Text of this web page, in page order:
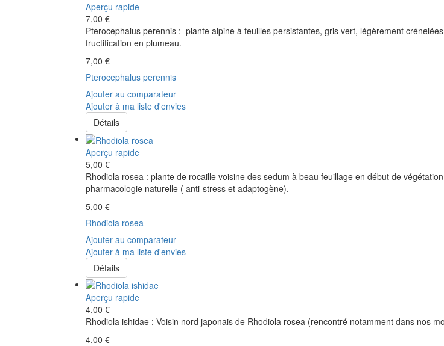
Aperçu rapide
7,00 €
Pterocephalus perennis : plante alpine à feuilles persistantes, gris vert, légèrement
fructification en plumeau.
7,00 €
Pterocephalus perennis
Ajouter au comparateur
Ajouter à ma liste d'envies
Détails
Aperçu rapide
5,00 €
Rhodiola rosea : plante de rocaille voisine des sedum à beau feuillage en début de
pharmacologie naturelle ( anti-stress et adaptogène).
5,00 €
Rhodiola rosea
Ajouter au comparateur
Ajouter à ma liste d'envies
Détails
Aperçu rapide
4,00 €
Rhodiola ishidae : Voisin nord japonais de Rhodiola rosea (rencontré notamment dans nos
4,00 €